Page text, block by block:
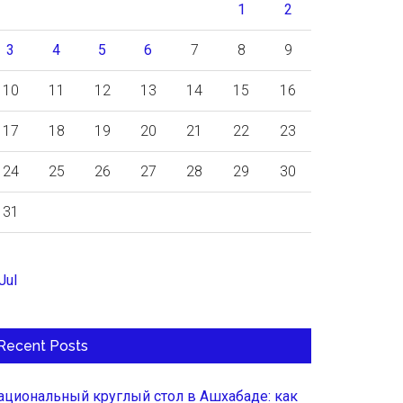
1 2
3 4 5 6 7 8 9
10 11 12 13 14 15 16
17 18 19 20 21 22 23
24 25 26 27 28 29 30
31
Posts
круглый стол в Ашхабаде: как